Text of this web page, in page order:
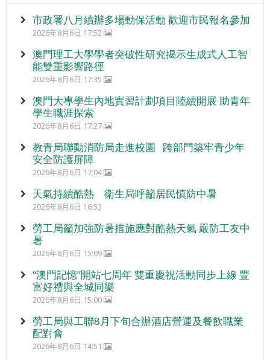
市政署八月續辦多場動保活動 歡迎市民報名參加
2026年8月6日 17:52
澳門理工大學學者突破性研究揭示生成式人工智
能雙重影響路徑
2026年8月6日 17:35
澳門大專學生內地實習計劃項目陸續開展 助青年
學生職涯探索
2026年8月6日 17:27
教青局聯動消防局走進校園 跨部門築牢青少年
安全防護屏障
2026年8月6日 17:04
天氣持續酷熱 衛生局呼籲居民慎防中暑
2026年8月6日 16:53
勞工局籲加強防暑措施應對酷熱天氣 嚴防工友中
暑
2026年8月6日 15:09
“澳門記憶”開站七周年 雙重慶祝活動同步上線 豐
富好禮與全城同樂
2026年8月6日 15:00
勞工局與工聯8月下旬合辦酒店營運及餐飲職業
配對會
2026年8月6日 14:51